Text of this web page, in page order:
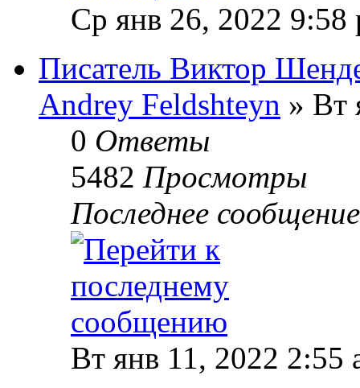
Ср янв 26, 2022 9:58
Писатель Виктор
Andrey Feldshteyn » Вт
0 Ответы
5482 Просмотры
Последнее
Вт янв 11, 2022 2:55